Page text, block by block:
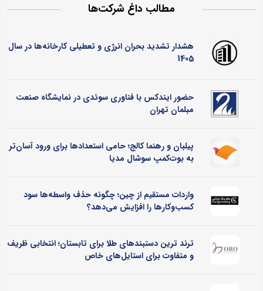
مطالب داغ شرکت‌ها
هشدار تشدید بحران انرژی و تعطیلی کارخانه‌ها در سال
1405
حضور ایندکس با فناوری سوئدی در نمایشگاه صنعت
مبلمان تهران
پیلبان و رهنما کالج؛ حامی استعدادها برای ورود آسان‌تر
به بوت‌کمپ سوشال مدیا
واردات مستقیم از چین؛ چگونه حذف واسطه‌ها سود
کسب‌وکارها را افزایش می‌دهد؟
ترند ترین دستبندهای طلا برای تابستان؛ انتخابی ظریف
و متفاوت برای استایل‌های خاص